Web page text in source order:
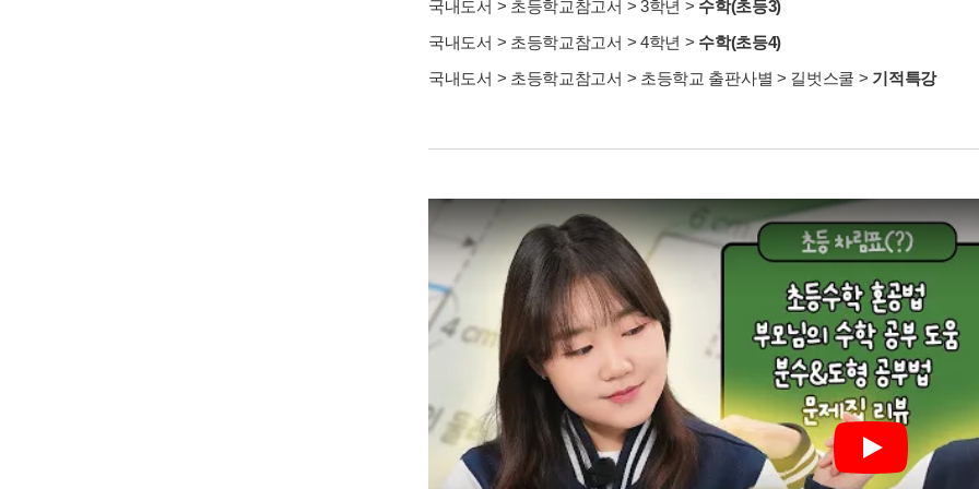
국내도서 > 초등학교참고서 > 3학년 > 수학(초등3)
국내도서 > 초등학교참고서 > 4학년 > 수학(초등4)
국내도서 > 초등학교참고서 > 초등학교 출판사별 > 길벗스쿨 > 기적특강
Play